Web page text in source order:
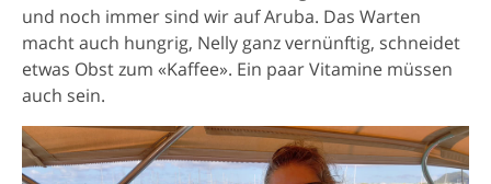
und noch immer sind wir auf Aruba. Das Warten
macht auch hungrig, Nelly ganz vernünftig, schneidet
etwas Obst zum «Kaffee». Ein paar Vitamine müssen
auch sein.